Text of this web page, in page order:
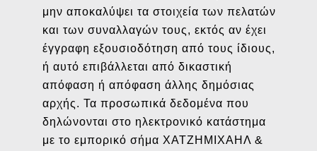
μην αποκαλύψει τα στοιχεία των πελατών
και των συναλλαγών τους, εκτός αν έχει
έγγραφη εξουσιοδότηση από τους ίδιους,
ή αυτό επιβάλλεται από δικαστική
απόφαση ή απόφαση άλλης δημόσιας
αρχής. Τα προσωπικά δεδομένα που
δηλώνονται στο ηλεκτρονικό κατάστημα
με το εμπορικό σήμα ΧΑΤΖΗΜΙΧΑΗΛ &